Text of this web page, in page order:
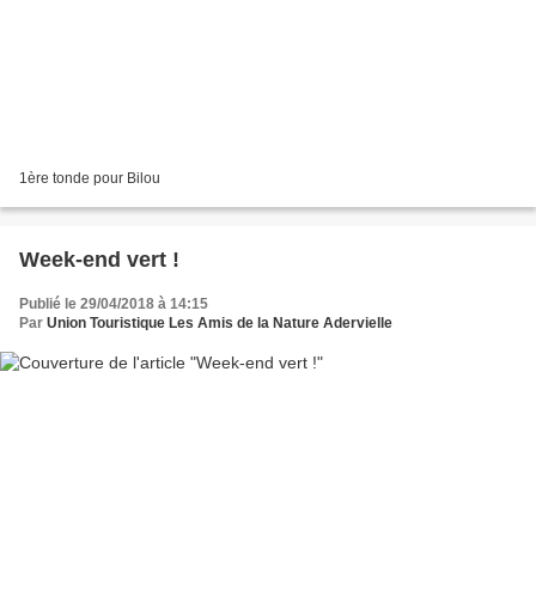
1ère tonde pour Bilou
Week-end vert !
Publié le 29/04/2018 à 14:15
Par Union Touristique Les Amis de la Nature Adervielle